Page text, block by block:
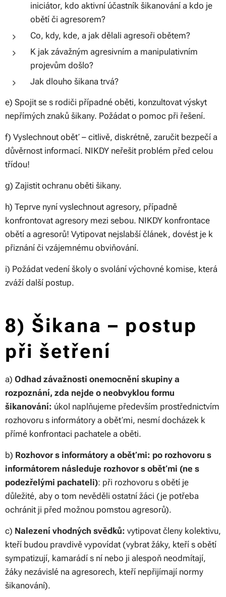
iniciátor, kdo aktivní účastník šikanování a kdo je
obětí či agresorem?
Co, kdy, kde, a jak dělali agresoři obětem?
K jak závažným agresivním a manipulativním
projevům došlo?
Jak dlouho šikana trvá?
e) Spojit se s rodiči případné oběti, konzultovat výskyt
nepřímých znaků šikany. Požádat o pomoc při řešení.
f) Vyslechnout oběť – citlivě, diskrétně, zaručit bezpečí a
důvěrnost informací. NIKDY neřešit problém před celou
třídou!
g) Zajistit ochranu oběti šikany.
h) Teprve nyní vyslechnout agresory, případně
konfrontovat agresory mezi sebou. NIKDY konfrontace
obětí a agresorů! Vytipovat nejslabší článek, dovést je k
přiznání či vzájemnému obviňování.
i) Požádat vedení školy o svolání výchovné komise, která
zváží další postup.
8) Šikana – postup
při šetření
a) Odhad závažnosti onemocnění skupiny a
rozpoznání, zda nejde o neobvyklou formu
šikanování: úkol naplňujeme především prostřednictvím
rozhovoru s informátory a oběťmi, nesmí docházek k
přímé konfrontaci pachatele a oběti.
b) Rozhovor s informátory a oběťmi: po rozhovoru s
informátorem následuje rozhovor s oběťmi (ne s
podezřelými pachateli): při rozhovoru s obětí je
důležité, aby o tom nevěděli ostatní žáci (je potřeba
ochránit ji před možnou pomstou agresorů).
c) Nalezení vhodných svědků: vytipovat členy kolektivu,
kteří budou pravdivě vypovídat (vybrat žáky, kteří s obětí
sympatizují, kamarádí s ní nebo ji alespoň neodmítají,
žáky nezávislé na agresorech, kteří nepřijímají normy
šikanování).